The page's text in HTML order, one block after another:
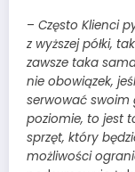
– Często Klienci
z wyższej półki,
zawsze taka
nie obowiązek,
serwować
poziomie, to jest
sprzęt, który
możliwości